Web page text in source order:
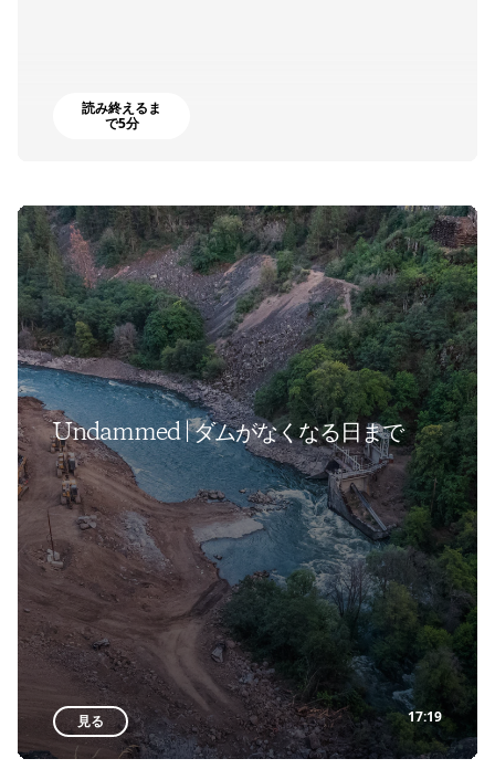
読み終えるま
で5分
Undammed | ダムがなくなる日まで
見る 17:19